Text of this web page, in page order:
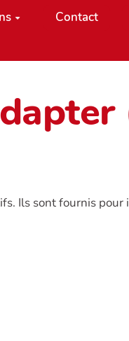
Contact
Ils sont fournis pour